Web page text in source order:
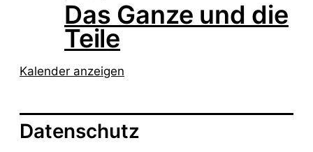
Das Ganze und die
Teile
Kalender anzeigen
Datenschutz